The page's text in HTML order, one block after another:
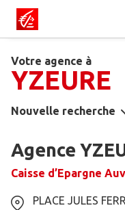
Votre agence à
YZEURE
Nouvelle recherche
Agence
Caisse d’Epargne
PLACE JULES